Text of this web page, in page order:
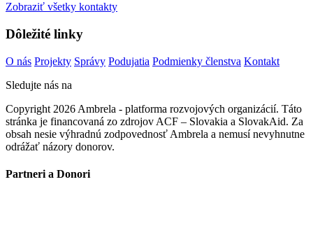
Zobraziť všetky kontakty
Dôležité linky
O nás Projekty Správy Podujatia Podmienky členstva Kontakt
Sledujte nás na
Copyright 2026 Ambrela - platforma rozvojových organizácií. Táto
stránka je financovaná zo zdrojov ACF – Slovakia a SlovakAid. Za
obsah nesie výhradnú zodpovednosť Ambrela a nemusí nevyhnutne
odrážať názory donorov.
Partneri a Donori